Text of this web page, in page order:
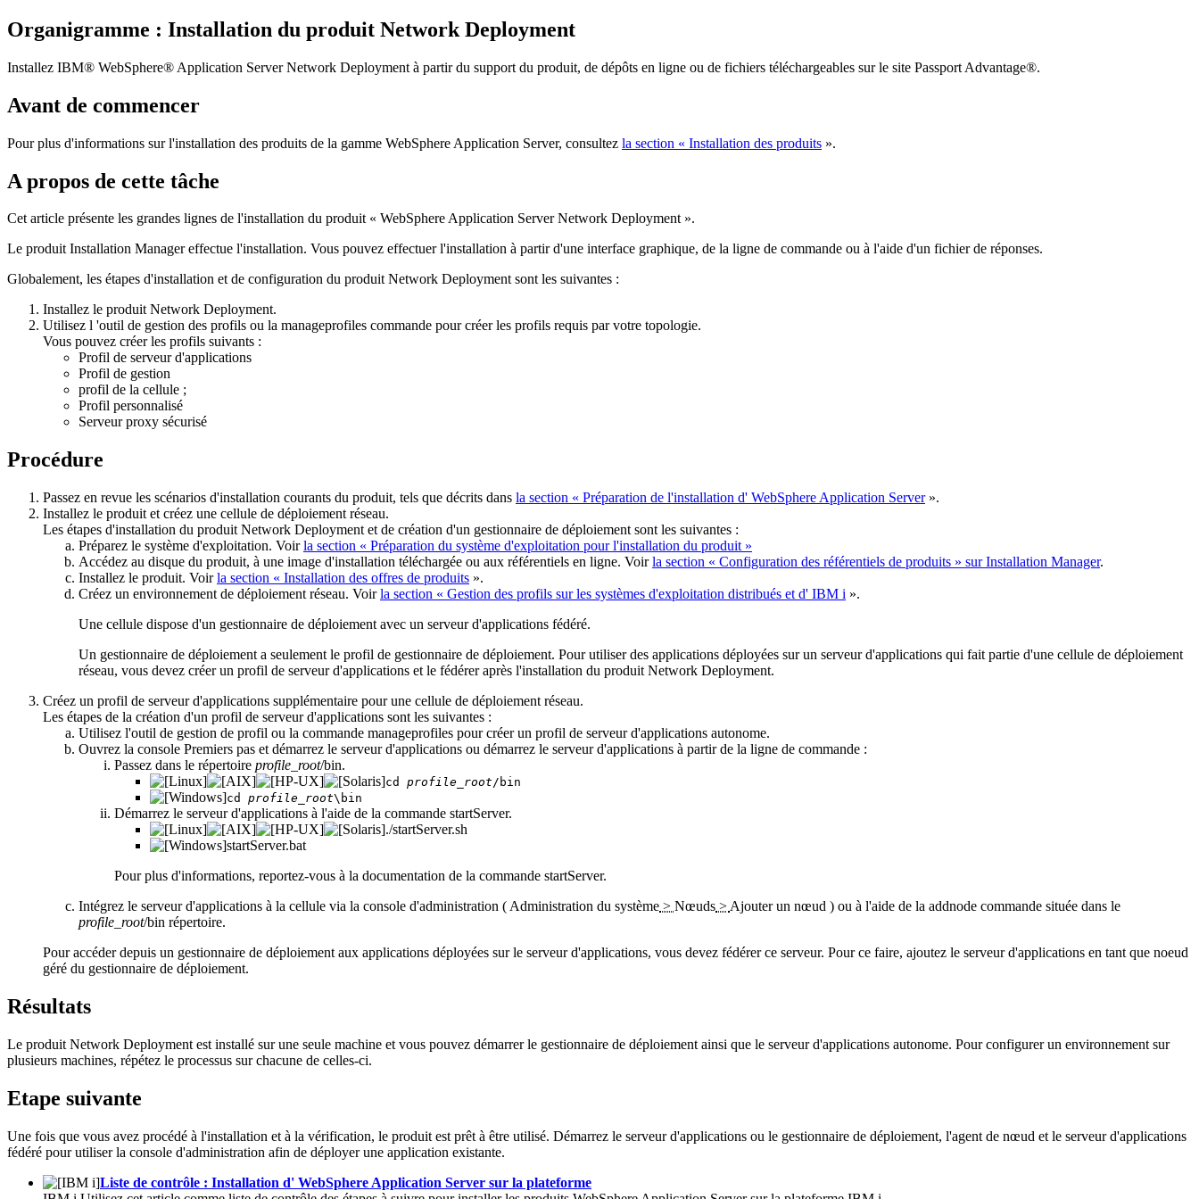
Organigramme : Installation du produit Network Deployment
Installez IBM® WebSphere® Application Server Network Deployment à partir du support du produit, de dépôts en ligne ou de fichiers téléchargeables sur le site Passport Advantage®.
Avant de commencer
Pour plus d'informations sur l'installation des produits de la gamme WebSphere Application Server, consultez la section « Installation des produits ».
A propos de cette tâche
Cet article présente les grandes lignes de l'installation du produit « WebSphere Application Server Network Deployment ».
Le produit Installation Manager effectue l'installation. Vous pouvez effectuer l'installation à partir d'une interface graphique, de la ligne de commande ou à l'aide d'un fichier de réponses.
Globalement, les étapes d'installation et de configuration du produit Network Deployment sont les suivantes :
Installez le produit Network Deployment.
Utilisez l 'outil de gestion des profils ou la manageprofiles commande pour créer les profils requis par votre topologie.
Vous pouvez créer les profils suivants :
Profil de serveur d'applications
Profil de gestion
profil de la cellule ;
Profil personnalisé
Serveur proxy sécurisé
Procédure
Passez en revue les scénarios d'installation courants du produit, tels que décrits dans la section « Préparation de l'installation d' WebSphere Application Server».
Installez le produit et créez une cellule de déploiement réseau.
Les étapes d'installation du produit Network Deployment et de création d'un gestionnaire de déploiement sont les suivantes :
Préparez le système d'exploitation. Voirla section « Préparation du système d'exploitation pour l'installation du produit »
Accédez au disque du produit, à une image d'installation téléchargée ou aux référentiels en ligne. Voirla section « Configuration des référentiels de produits » sur Installation Manager.
Installez le produit. Voirla section « Installation des offres de produits ».
Créez un environnement de déploiement réseau. Voirla section « Gestion des profils sur les systèmes d'exploitation distribués et d' IBM i ».
Une cellule dispose d'un gestionnaire de déploiement avec un serveur d'applications fédéré.
Un gestionnaire de déploiement a seulement le profil de gestionnaire de déploiement. Pour utiliser des applications déployées sur un serveur d'applications qui fait partie d'une cellule de déploiement
réseau, vous devez créer un profil de serveur d'applications et le fédérer après l'installation du produit Network Deployment.
Créez un profil de serveur d'applications supplémentaire pour une cellule de déploiement réseau.
Les étapes de la création d'un profil de serveur d'applications sont les suivantes :
Utilisez l'outil de gestion de profil ou la commande manageprofiles pour créer un profil de serveur d'applications autonome.
Ouvrez la console Premiers pas et démarrez le serveur d'applications ou démarrez le serveur d'applications à partir de la ligne de commande :
Passez dans le répertoire profile_root/bin.
cd profile_root/bin
cd profile_root\bin
Démarrez le serveur d'applications à l'aide de la commande startServer.
./startServer.sh
startServer.bat
Pour plus d'informations, reportez-vous à la documentation de la commande startServer.
Intégrez le serveur d'applications à la cellule via la console d'administration ( Administration du système > Nœuds > Ajouter un nœud ) ou à l'aide de la addnode commande située dans le
profile_root/bin répertoire.
Pour accéder depuis un gestionnaire de déploiement aux applications déployées sur le serveur d'applications, vous devez fédérer ce serveur. Pour ce faire, ajoutez le serveur d'applications en tant que noeud
géré du gestionnaire de déploiement.
Résultats
Le produit Network Deployment est installé sur une seule machine et vous pouvez démarrer le gestionnaire de déploiement ainsi que le serveur d'applications autonome. Pour configurer un environnement sur
plusieurs machines, répétez le processus sur chacune de celles-ci.
Etape suivante
Une fois que vous avez procédé à l'installation et à la vérification, le produit est prêt à être utilisé. Démarrez le serveur d'applications ou le gestionnaire de déploiement, l'agent de nœud et le serveur d'applications
fédéré pour utiliser la console d'administration afin de déployer une application existante.
Liste de contrôle : Installation d' WebSphere Application Server sur la plateforme